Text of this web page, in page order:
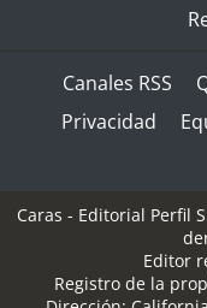
Canales RSS
Privacidad
Caras - Editorial Perfil
Editor
Registro de la